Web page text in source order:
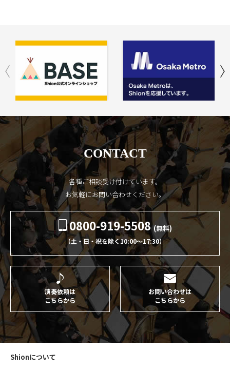
CONTACT
各種ご相談受け付けています。
お気軽にお問い合わせください。
0800-919-5508 (無料)
（土・日・祝を除く10:00〜17:30）
演奏依頼は
こちらから
お問い合わせは
こちらから
Shionについて